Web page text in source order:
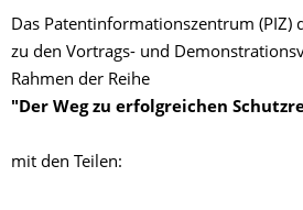
Das Patentinformationszentrum (PIZ)
zu den Vortrags- und
Rahmen der Reihe
"Der Weg zu erfolgreichen
mit den Teilen: